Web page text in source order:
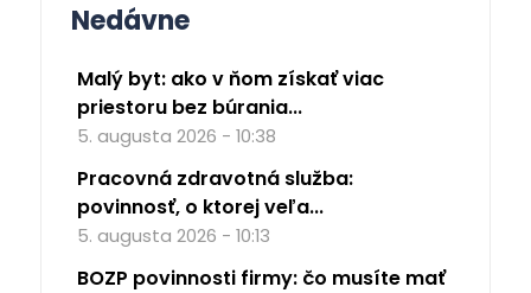
Nedávne
Malý byt: ako v ňom získať viac
priestoru bez búrania...
5. augusta 2026 - 10:38
Pracovná zdravotná služba:
povinnosť, o ktorej veľa...
5. augusta 2026 - 10:13
BOZP povinnosti firmy: čo musíte mať